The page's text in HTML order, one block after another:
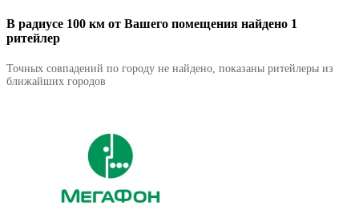
В радиусе 100 км от Вашего помещения найдено 1
ритейлер
Точных совпадений по городу не найдено, показаны ритейлеры из
ближайших городов